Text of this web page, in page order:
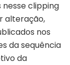
nesse clipping
alteração,
nos
da sequência
da